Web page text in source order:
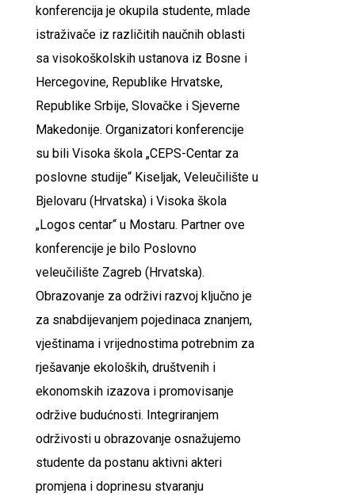
konferencija je okupila studente, mlade
istraživače iz različitih naučnih oblasti
sa visokoškolskih ustanova iz Bosne i
Hercegovine, Republike Hrvatske,
Republike Srbije, Slovačke i Sjeverne
Makedonije. Organizatori konferencije
su bili Visoka škola „CEPS-Centar za
poslovne studije“ Kiseljak, Veleučilište u
Bjelovaru (Hrvatska) i Visoka škola
„Logos centar“ u Mostaru. Partner ove
konferencije je bilo Poslovno
veleučilište Zagreb (Hrvatska).
Obrazovanje za održivi razvoj ključno je
za snabdijevanjem pojedinaca znanjem,
vještinama i vrijednostima potrebnim za
rješavanje ekoloških, društvenih i
ekonomskih izazova i promovisanje
održive budućnosti. Integriranjem
održivosti u obrazovanje osnažujemo
studente da postanu aktivni akteri
promjena i doprinesu stvaranju